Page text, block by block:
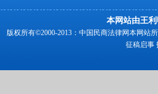
本网站由王
版权所有©2000-2013：中国民商法律网本网站
征稿启事